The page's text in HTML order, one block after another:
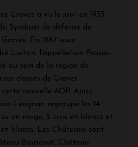
Graves a vu le jour en 1953
Syndicat de défense de
En 1987 sous
Lurton, l'appellation Pessac-
au sein de la région de
classés de Graves
nouvelle AOP. Ainsi,
Léognan regroupe les 14
en rouge, 2 crus en blancs et
blancs. Les Châteaux sont
Bouscaut, Château